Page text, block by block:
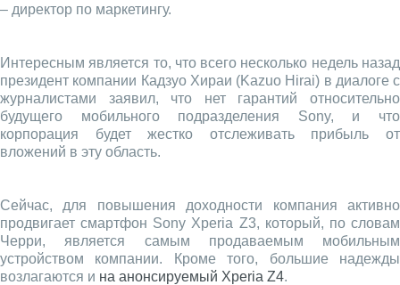
– директор по маркетингу.
Интересным является то, что всего несколько недель назад
президент компании Кадзуо Хираи (Kazuo Hirai) в диалоге с
журналистами заявил, что нет гарантий относительно
будущего мобильного подразделения Sony, и что
корпорация будет жестко отслеживать прибыль от
вложений в эту область.
Сейчас, для повышения доходности компания активно
продвигает смартфон Sony Xperia Z3, который, по словам
Черри, является самым продаваемым мобильным
устройством компании. Кроме того, большие надежды
возлагаются и на анонсируемый Xperia Z4.